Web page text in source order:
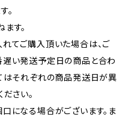
。
す。
てご購入頂いた場合は、ご
い発送予定日の商品と合わ
はそれぞれの商品発送日が異
さい。
になる場合がございます。ま